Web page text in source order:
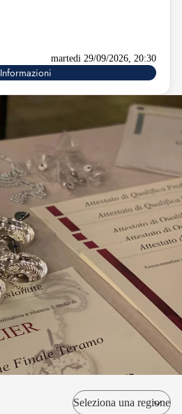
martedi 29/09/2026, 20:30
Informazioni